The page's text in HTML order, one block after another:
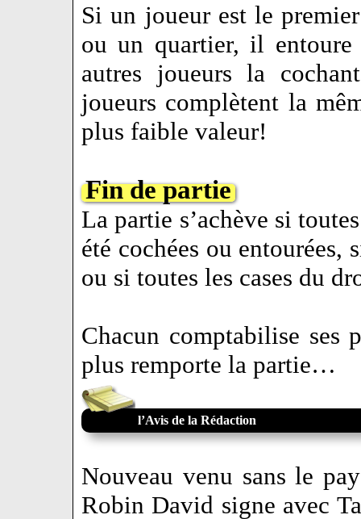
Si un joueur est le
ou un quartier, il
autres joueurs la
joueurs complètent la
plus faible valeur!
Fin de partie
La partie s’achève si
été cochées ou entourées,
ou si toutes les cases du
Chacun comptabilise
plus remporte la partie…
l’Avis de la Rédaction
Nouveau venu sans le
Robin David signe avec